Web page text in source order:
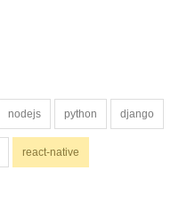
nodejs python django
react-native